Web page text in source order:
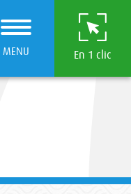
MENU En 1 clic